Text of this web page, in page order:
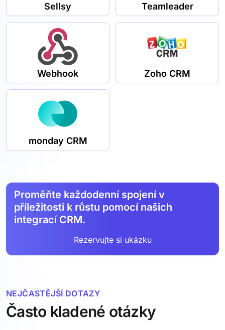
Sellsy Teamleader
Webhook Zoho CRM
monday CRM
Proměňte každodenní spojení v
příležitosti k růstu pomocí našich
integrací CRM.
Rezervujte si ukázku
NEJČASTĚJŠÍ DOTAZY
Často kladené otázky